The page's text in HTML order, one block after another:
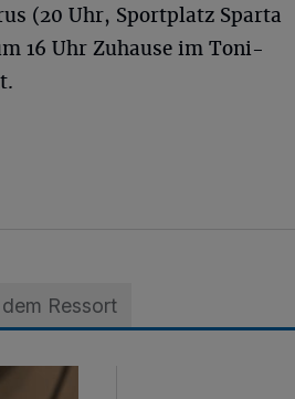
(20 Uhr, Sportplatz Sparta
16 Uhr Zuhause im Toni-
Ressort